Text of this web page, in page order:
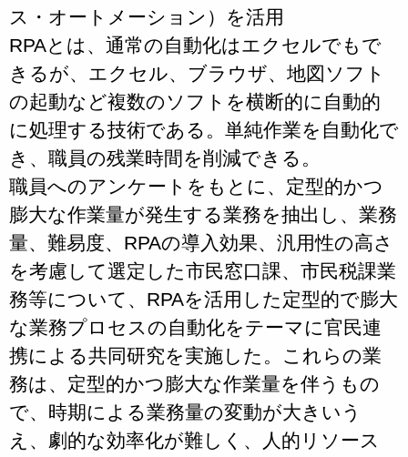
ス・オートメーション）を活用
RPAとは、通常の自動化はエクセルでもで
きるが、エクセル、ブラウザ、地図ソフト
の起動など複数のソフトを横断的に自動的
に処理する技術である。単純作業を自動化で
き、職員の残業時間を削減できる。
職員へのアンケートをもとに、定型的かつ
膨大な作業量が発生する業務を抽出し、業務
量、難易度、RPAの導入効果、汎用性の高さ
を考慮して選定した市民窓口課、市民税課業
務等について、RPAを活用した定型的で膨大
な業務プロセスの自動化をテーマに官民連
携による共同研究を実施した。これらの業
務は、定型的かつ膨大な作業量を伴うもの
で、時期による業務量の変動が大きいう
え、劇的な効率化が難しく、人的リソース